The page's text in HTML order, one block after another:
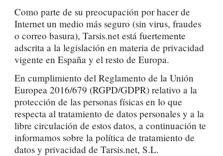
Como parte de su preocupación por hacer de
Internet un medio más seguro (sin virus, fraudes
o correo basura), Tarsis.net está fuertemente
adscrita a la legislación en materia de privacidad
vigente en España y el resto de Europa.
En cumplimiento del Reglamento de la Unión
Europea 2016/679 (RGPD/GDPR) relativo a la
protección de las personas físicas en lo que
respecta al tratamiento de datos personales y a la
libre circulación de estos datos, a continuación te
informamos sobre la política de tratamiento de
datos y privacidad de Tarsis.net, S.L.